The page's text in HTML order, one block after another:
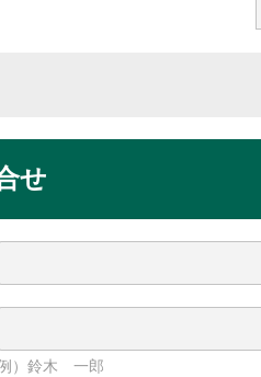
せ
）鈴木 一郎